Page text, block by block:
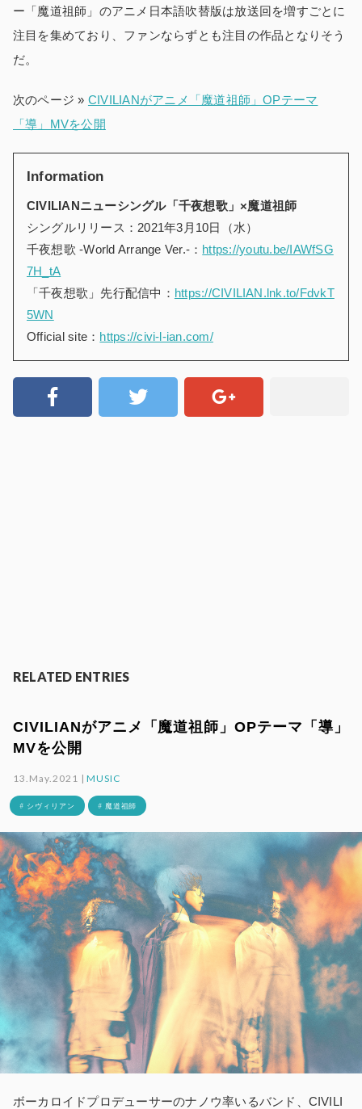
ー「魔道祖師」のアニメ日本語吹替版は放送回を増すごとに
注目を集めており、ファンならずとも注目の作品となりそう
だ。
次のページ » CIVILIANがアニメ「魔道祖師」OPテーマ
「導」MVを公開
Information
CIVILIANニューシングル「千夜想歌」×魔道祖師
シングルリリース：2021年3月10日（水）
千夜想歌 -World Arrange Ver.-： https://youtu.be/IAWfSG
7H_tA
「千夜想歌」先行配信中： https://CIVILIAN.lnk.to/FdvkT
5WN
Official site： https://civi-l-ian.com/
RELATED ENTRIES
CIVILIANがアニメ「魔道祖師」OPテーマ「導」
MVを公開
13.May.2021 |MUSIC
# シヴィリアン # 魔道祖師
ボーカロイドプロデューサーのナノウ率いるバンド、CIVILI